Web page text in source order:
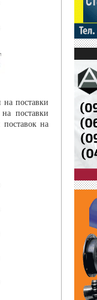
поставки
поставки
на